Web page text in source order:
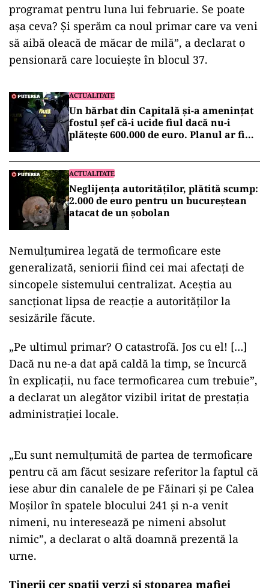
programat pentru luna lui februarie. Se poate
așa ceva? Și sperăm ca noul primar care va veni
să aibă oleacă de măcar de milă”, a declarat o
pensionară care locuiește în blocul 37.
ACTUALITATE
Un bărbat din Capitală și-a amenințat
fostul șef că-i ucide fiul dacă nu-i
plătește 600.000 de euro. Planul ar fi
ACTUALITATE
Neglijența autorităților, plătită scump:
2.000 de euro pentru un bucureștean
atacat de un șobolan
Nemulțumirea legată de termoficare este
generalizată, seniorii fiind cei mai afectați de
sincopele sistemului centralizat. Aceștia au
sancționat lipsa de reacție a autorităților la
sesizările făcute.
„Pe ultimul primar? O catastrofă. Jos cu el! […]
Dacă nu ne-a dat apă caldă la timp, se încurcă
în explicații, nu face termoficarea cum trebuie”,
a declarat un alegător vizibil iritat de prestația
administrației locale.
„Eu sunt nemulțumită de partea de termoficare
pentru că am făcut sesizare referitor la faptul că
iese abur din canalele de pe Făinari și pe Calea
Moșilor în spatele blocului 241 și n-a venit
nimeni, nu interesează pe nimeni absolut
nimic”, a declarat o altă doamnă prezentă la
urne.
Tinerii cer spații verzi și stoparea mafiei